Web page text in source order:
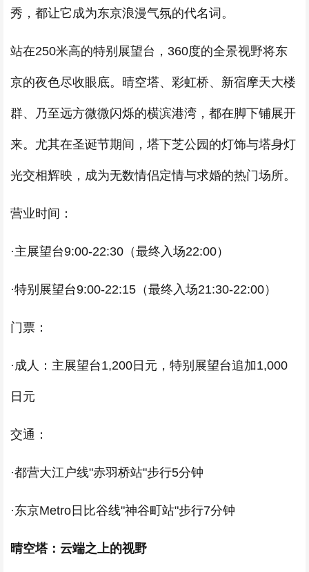
秀，都让它成为东京浪漫气氛的代名词。
站在250米高的特别展望台，360度的全景视野将东
京的夜色尽收眼底。晴空塔、彩虹桥、新宿摩天大楼
群、乃至远方微微闪烁的横滨港湾，都在脚下铺展开
来。尤其在圣诞节期间，塔下芝公园的灯饰与塔身灯
光交相辉映，成为无数情侣定情与求婚的热门场所。
营业时间：
·主展望台9:00-22:30（最终入场22:00）
·特别展望台9:00-22:15（最终入场21:30-22:00）
门票：
·成人：主展望台1,200日元，特别展望台追加1,000
日元
交通：
·都营大江户线"赤羽桥站"步行5分钟
·东京Metro日比谷线"神谷町站"步行7分钟
晴空塔：云端之上的视野